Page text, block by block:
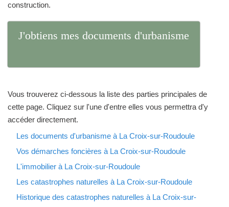
construction.
J'obtiens mes documents d'urbanisme
Vous trouverez ci-dessous la liste des parties principales de
cette page. Cliquez sur l'une d'entre elles vous permettra d'y
accéder directement.
Les documents d'urbanisme à La Croix-sur-Roudoule
Vos démarches foncières à La Croix-sur-Roudoule
L'immobilier à La Croix-sur-Roudoule
Les catastrophes naturelles à La Croix-sur-Roudoule
Historique des catastrophes naturelles à La Croix-sur-